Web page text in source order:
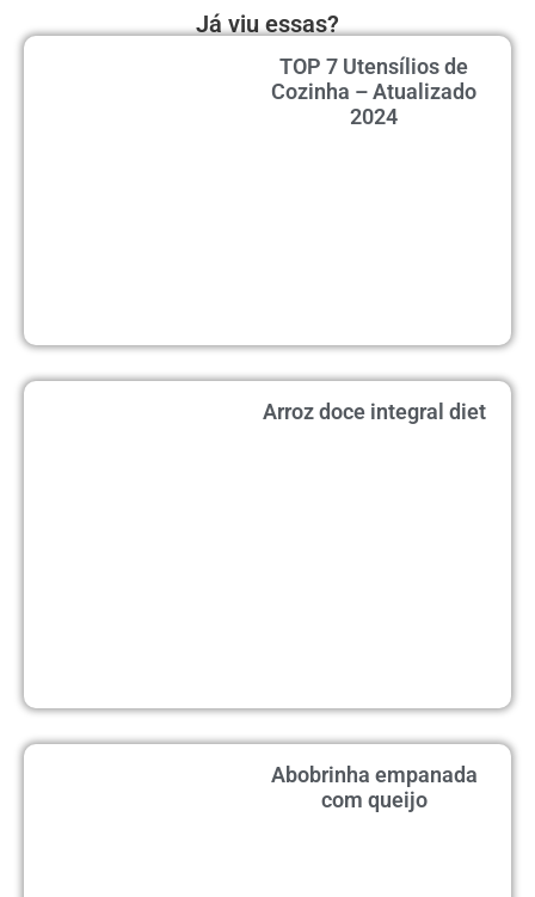
Já viu essas?
TOP 7 Utensílios de
Cozinha – Atualizado
2024
Arroz doce integral diet
Abobrinha empanada
com queijo